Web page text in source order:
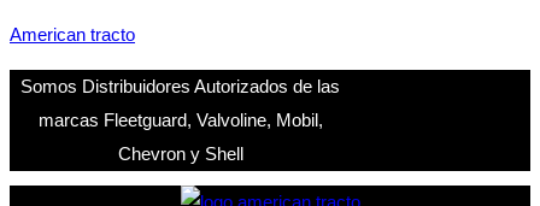
American tracto
Somos Distribuidores Autorizados de las
marcas Fleetguard, Valvoline, Mobil,
Chevron y Shell